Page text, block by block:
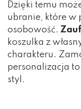
Dzięki temu
ubranie, które w
osobowość.
koszulka z
charakteru.
personalizacja
styl.